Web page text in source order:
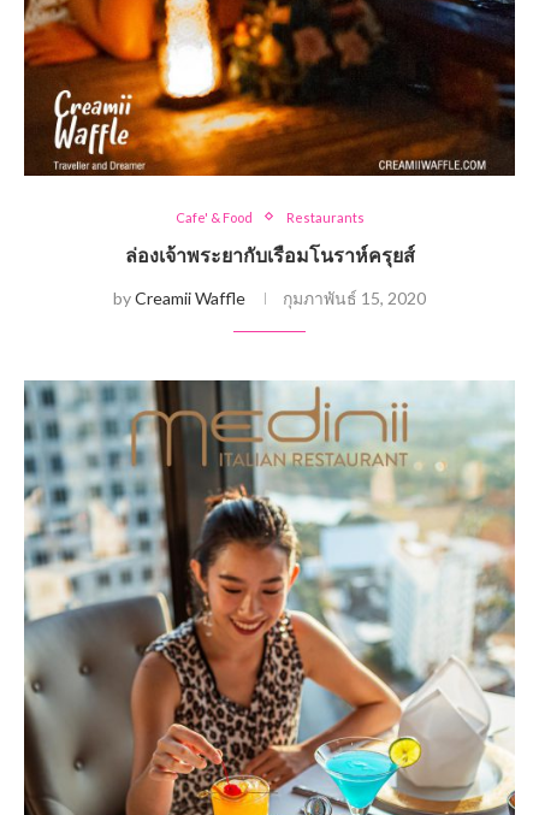
Cafe' & Food Restaurants
ล่องเจ้าพระยากับเรือมโนราห์ครุยส์
byCreamii Waffle กุมภาพันธ์ 15, 2020